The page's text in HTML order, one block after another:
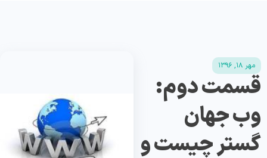
مهر ۱۸, ۱۳۹۶
قسمت دوم:
وب جهان
گستر چیست و